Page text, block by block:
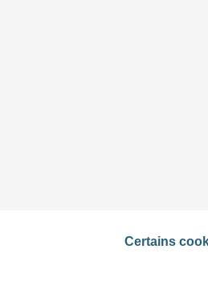
Certains